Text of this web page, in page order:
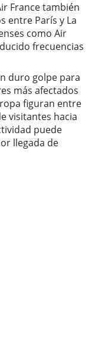
France también
entre París y La
como Air
frecuencias
duro golpe para
más afectados
figuran entre
visitantes hacia
puede
llegada de